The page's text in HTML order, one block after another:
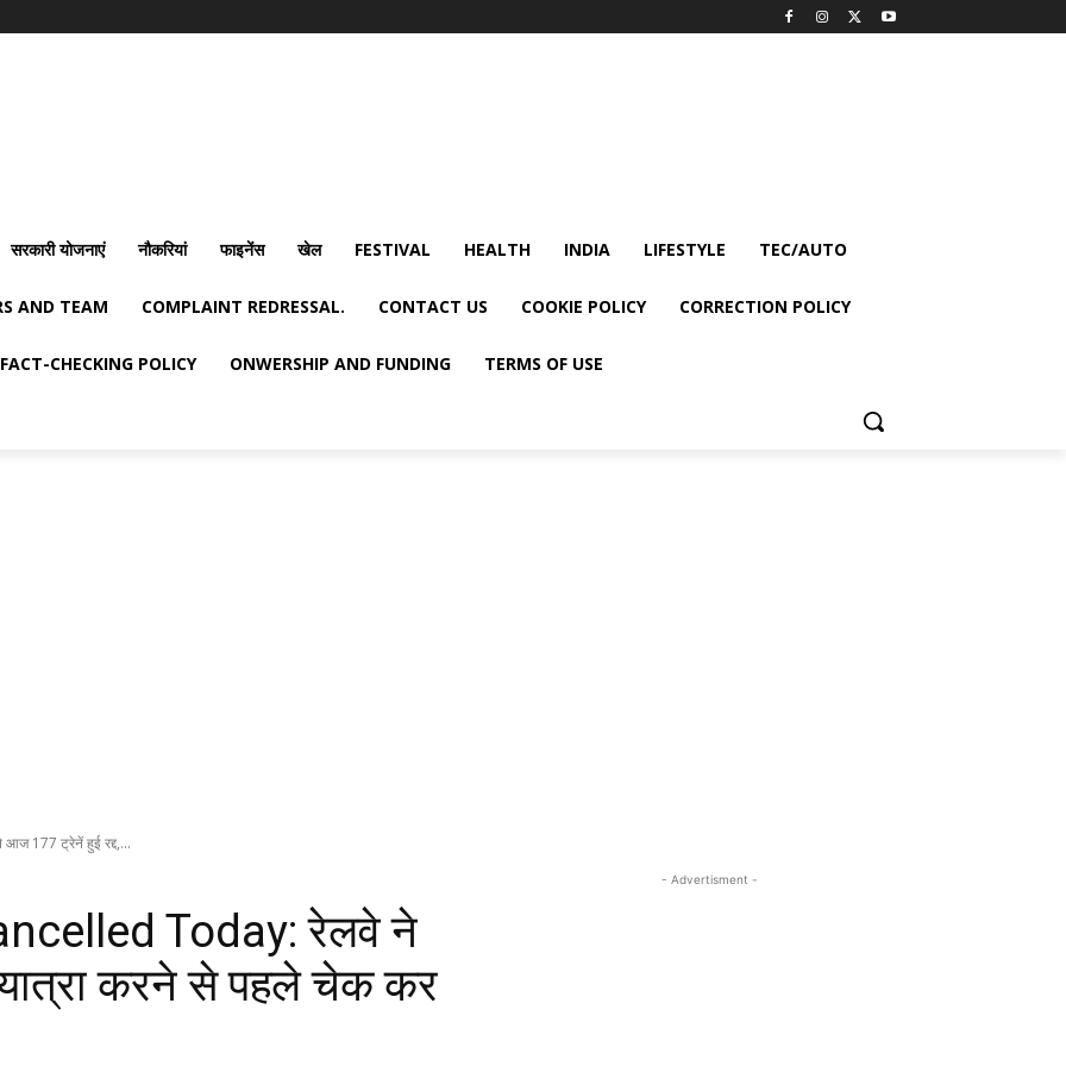
सरकारी योजनाएं नौकरियां फाइनेंस खेल FESTIVAL HEALTH INDIA LIFESTYLE TEC/AUTO
AND TEAM COMPLAINT REDRESSAL. CONTACT US COOKIE POLICY CORRECTION POLICY
FACT-CHECKING POLICY ONWERSHIP AND FUNDING TERMS OF USE
177 ट्रेनें हुई रद्द,...
Today: रेलवे ने
करने से पहले चेक कर
- Advertisment -